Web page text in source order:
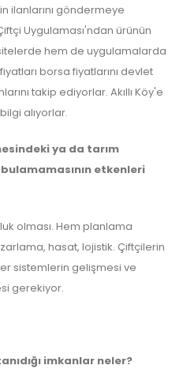
ilanlarını göndermeye
Uygulaması'ndan ürünün
hem de uygulamalarda
borsa fiyatlarını devlet
takip ediyorlar. Akıllı Köy'e
alıyorlar.
ya da tarım
etkenleri
olması. Hem planlama
hasat, lojistik. Çiftçilerin
sistemlerin gelişmesi ve
gerekiyor.
imkanlar neler?